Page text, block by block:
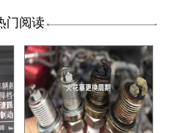
门阅读